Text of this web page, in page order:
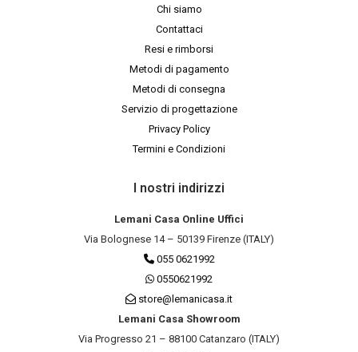
Chi siamo
Contattaci
Resi e rimborsi
Metodi di pagamento
Metodi di consegna
Servizio di progettazione
Privacy Policy
Termini e Condizioni
I nostri indirizzi
Lemani Casa Online Uffici
Via Bolognese 14 – 50139 Firenze (ITALY)
055 0621992
0550621992
store@lemanicasa.it
Lemani Casa Showroom
Via Progresso 21 – 88100 Catanzaro (ITALY)